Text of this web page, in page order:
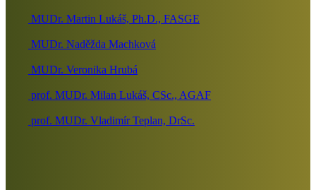
MUDr. Martin Lukáš, Ph.D., FASGE
MUDr. Naděžda Machková
MUDr. Veronika Hrubá
prof. MUDr. Milan Lukáš, CSc., AGAF
prof. MUDr. Vladimír Teplan, DrSc.